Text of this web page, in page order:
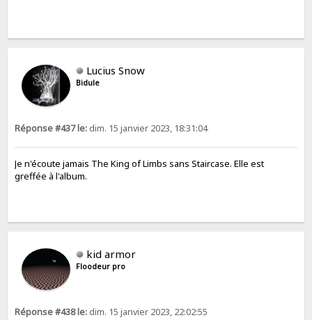
Lucius Snow
Bidule
Réponse #437 le: dim. 15 janvier 2023, 18:31:04
Je n'écoute jamais The King of Limbs sans Staircase. Elle est
greffée à l'album.
kid armor
Floodeur pro
Réponse #438 le: dim. 15 janvier 2023, 22:02:55